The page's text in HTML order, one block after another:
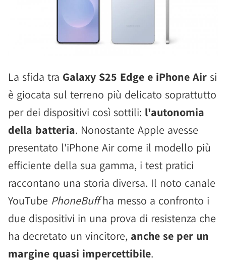
La sfida tra Galaxy S25 Edge e iPhone Air si
è giocata sul terreno più delicato soprattutto
per dei dispositivi così sottili: l'autonomia
della batteria. Nonostante Apple avesse
presentato l'iPhone Air come il modello più
efficiente della sua gamma, i test pratici
raccontano una storia diversa. Il noto canale
YouTube PhoneBuffha messo a confronto i
due dispositivi in una prova di resistenza che
ha decretato un vincitore, anche se per un
margine quasi impercettibile.